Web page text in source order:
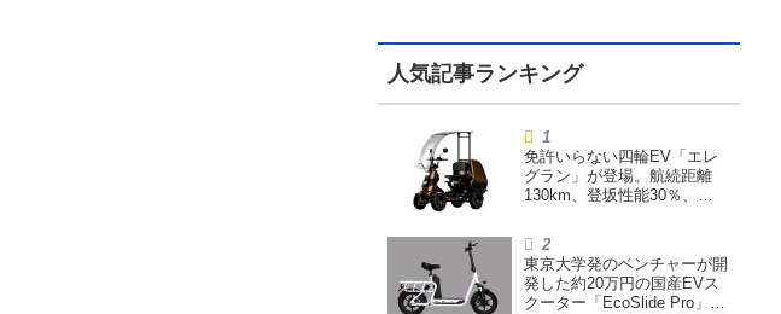
免許いらない四輪EV「エレ
グラン」が登場。航続距離
130km、登坂性能30％、
東京大学発のベンチャーが開
発した約20万円の国産EVス
クーター「EcoSlide Pro」が